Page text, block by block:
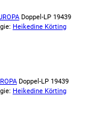
Doppel-LP 19439
Heikedine Körting
Doppel-LP 19439
Heikedine Körting